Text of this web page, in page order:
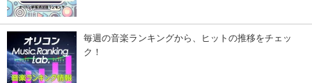
毎週の音楽ランキングから、ヒットの推移をチェッ
ク！